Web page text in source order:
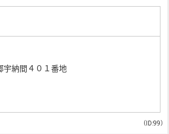
宇納間４０１番地
（ID:99）